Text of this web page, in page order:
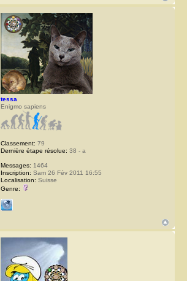
tessa
Enigmo sapiens
Classement: 79
Dernière étape résolue: 38 - a
Messages: 1464
Inscription: Sam 26 Fév 2011 16:55
Localisation: Suisse
Genre: